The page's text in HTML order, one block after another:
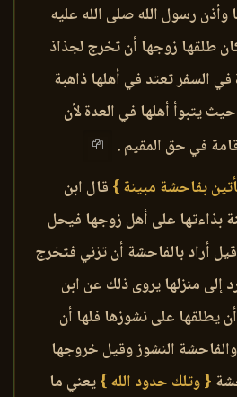
وأذن رسول الله صلى الله عليه
طلقها زوجها أن تخرج لجذاذ
في السفر تعتد في أهلها ذاهبة
يتبوأ أهلها في العدة لأن
في حق المقيم .
بفاحشة مبينة } قال ابن
بذاءتها على أهل زوجها فيحل
أراد بالفاحشة أن تزني فتخرج
إلى منزلها يروى ذلك عن ابن
يطلقها على نشوزها فلها أن
النشوز وقيل خروجها
{ وتلك حدود الله }يعني ما